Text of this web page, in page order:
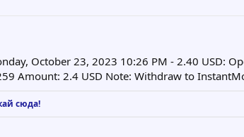
October 23, 2023 10:26 PM - 2.40 USD:
Amount: 2.4 USD Note: Withdraw to
сюда!